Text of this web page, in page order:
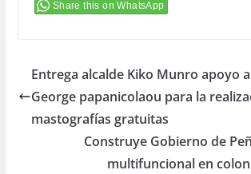
Share this on WhatsApp
Entrega alcalde Kiko Munro apoyo
George papanicolaou para la
mastografías gratuitas
Construye Gobierno de
multifuncional en